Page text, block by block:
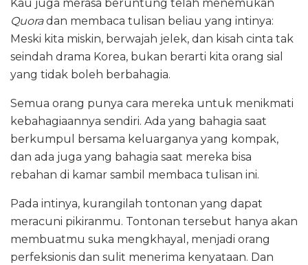
Kau juga merasa beruntung telah menemukan
Quoradan membaca tulisan beliau yang intinya:
Meski kita miskin, berwajah jelek, dan kisah cinta tak
seindah drama Korea, bukan berarti kita orang sial
yang tidak boleh berbahagia.
Semua orang punya cara mereka untuk menikmati
kebahagiaannya sendiri. Ada yang bahagia saat
berkumpul bersama keluarganya yang kompak,
dan ada juga yang bahagia saat mereka bisa
rebahan di kamar sambil membaca tulisan ini.
Pada intinya, kurangilah tontonan yang dapat
meracuni pikiranmu. Tontonan tersebut hanya akan
membuatmu suka mengkhayal, menjadi orang
perfeksionis dan sulit menerima kenyataan. Dan